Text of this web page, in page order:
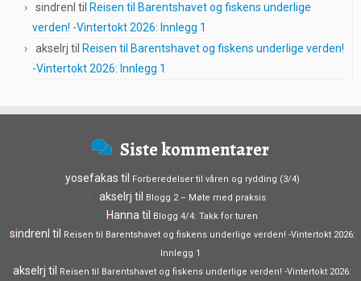
sindrenl til Reisen til Barentshavet og fiskens underlige
verden! -Vintertokt 2026: Innlegg 1
akselrj til Reisen til Barentshavet og fiskens underlige verden!
-Vintertokt 2026: Innlegg 1
Siste kommentarer
yosefakas til Forberedelser til våren og rydding (3/4)
akselrj til Blogg 2 – Møte med praksis
Hanna til Blogg 4/4: Takk for turen
sindrenl til Reisen til Barentshavet og fiskens underlige verden! -Vintertokt 2026:
Innlegg 1
akselrj til Reisen til Barentshavet og fiskens underlige verden! -Vintertokt 2026: